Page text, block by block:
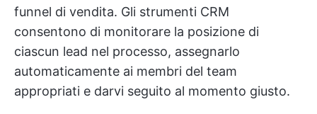
funnel di vendita. Gli strumenti CRM
consentono di monitorare la posizione di
ciascun lead nel processo, assegnarlo
automaticamente ai membri del team
appropriati e darvi seguito al momento giusto.